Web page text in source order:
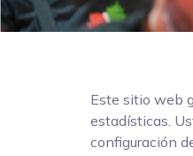
Este sitio web
estadísticas.
configuración